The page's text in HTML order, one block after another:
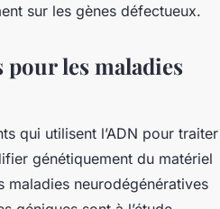
sur les gènes défectueux.
pour les maladies
qui utilisent l’ADN pour traiter
génétiquement du matériel
maladies neurodégénératives